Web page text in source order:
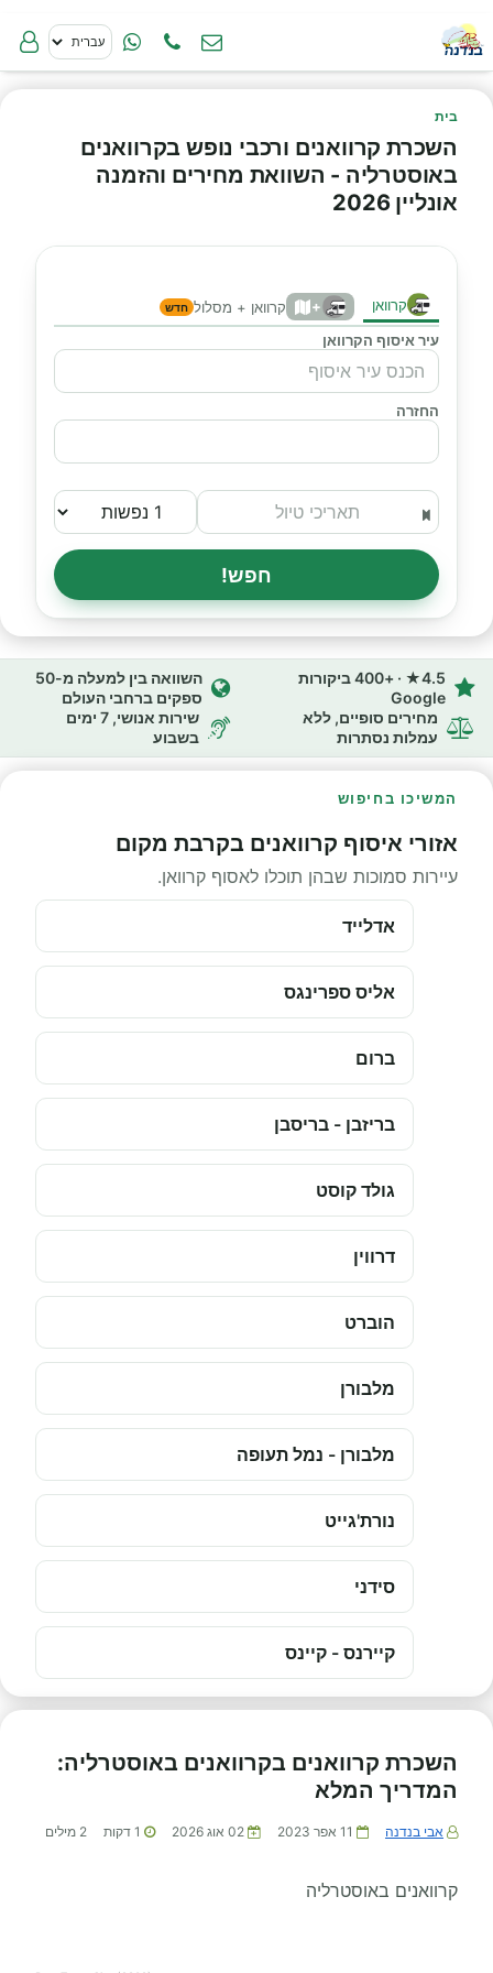
בית
השכרת קרוואנים ורכבי נופש בקרוואנים
באוסטרליה - השוואת מחירים והזמנה
אונליין 2026
קרוואן + קרוואן + מסלול חדש
עיר איסוף הקרוואן
החזרה
חפש!
4.5★ · +400 ביקורות
Google
השוואה בין למעלה מ-50
ספקים ברחבי העולם
מחירים סופיים, ללא
עמלות נסתרות
שירות אנושי, 7 ימים
בשבוע
המשיכו בחיפוש
אזורי איסוף קרוואנים בקרבת מקום
עיירות סמוכות שבהן תוכלו לאסוף קרוואן.
אדלייד
אליס ספרינגס
ברום
בריזבן - בריסבן
גולד קוסט
דרווין
הוברט
מלבורן
מלבורן - נמל תעופה
נורת'גייט
סידני
קיירנס - קיינס
השכרת קרוואנים בקרוואנים באוסטרליה:
המדריך המלא
אבי בנדנה 11 אפר 2023 02 אוג 2026 1 דקות 2 מילים
קרוואנים באוסטרליה